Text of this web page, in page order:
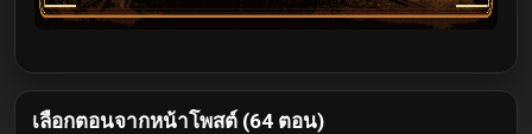
เลือกตอนจากหน้าโพสต์ (64 ตอน)